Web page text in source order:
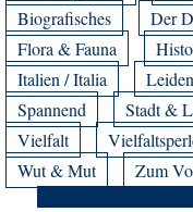
Biografisches
Der
Flora & Fauna
Italien / Italia
Spannend
Stadt &
Vielfalt
Wut & Mut
Zum